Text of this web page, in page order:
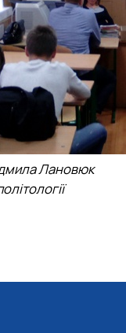
Лановюк